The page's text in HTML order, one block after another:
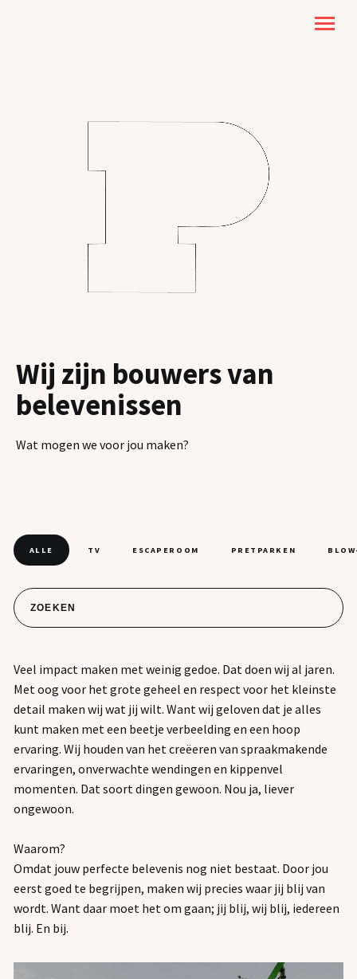
Wij zijn bouwers van
belevenissen
Wat mogen we voor jou maken?
ALLE TV ESCAPEROOM PRETPARKEN
Veel impact maken met weinig gedoe. Dat doen wij al jaren.
Met oog voor het grote geheel en respect voor het kleinste
detail maken wij wat jij wilt. Want wij geloven dat je alles
kunt maken met een beetje verbeelding en een hoop
ervaring. Wij houden van het creëeren van spraakmakende
ervaringen, onverwachte wendingen en kippenvel
momenten. Dat soort dingen gewoon. Nou ja, liever
ongewoon.
Waarom?
Omdat jouw perfecte belevenis nog niet bestaat. Door jou
eerst goed te begrijpen, maken wij precies waar jij blij van
wordt. Want daar moet het om gaan; jij blij, wij blij, iedereen
blij. En bij.
programma’s. Van losse wandjes, banners, presentatie
maken we al jaren grote Halloween Experiences. Speciale